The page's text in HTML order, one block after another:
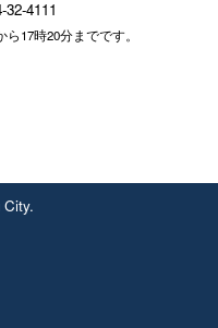
32-4111
17時20分までです。